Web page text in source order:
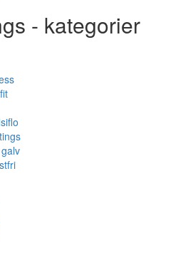
- kategorier